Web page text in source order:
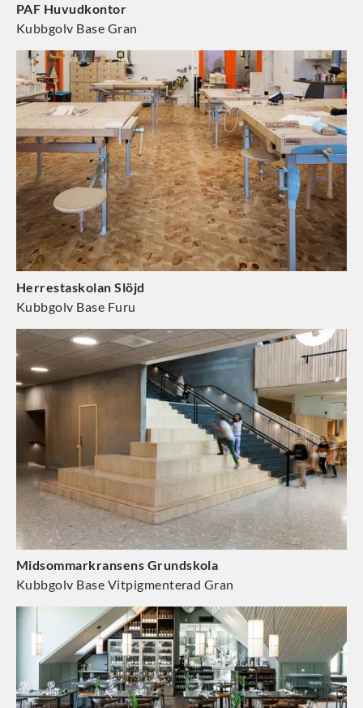
PAF Huvudkontor
Kubbgolv Base Gran
Herrestaskolan Slöjd
Kubbgolv Base Furu
Midsommarkransens Grundskola
Kubbgolv Base Vitpigmenterad Gran